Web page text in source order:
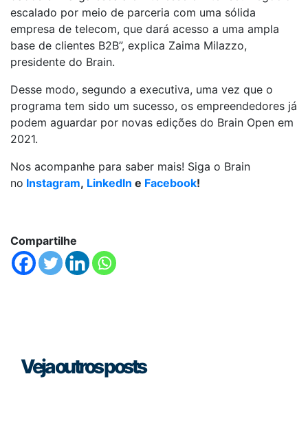
escalado por meio de parceria com uma sólida
empresa de telecom, que dará acesso a uma ampla
base de clientes B2B”, explica Zaima Milazzo,
presidente do Brain.
Desse modo, segundo a executiva, uma vez que o
programa tem sido um sucesso, os empreendedores já
podem aguardar por novas edições do Brain Open em
2021.
Nos acompanhe para saber mais! Siga o Brain
no Instagram, LinkedIn e Facebook!
Compartilhe
Veja outros posts